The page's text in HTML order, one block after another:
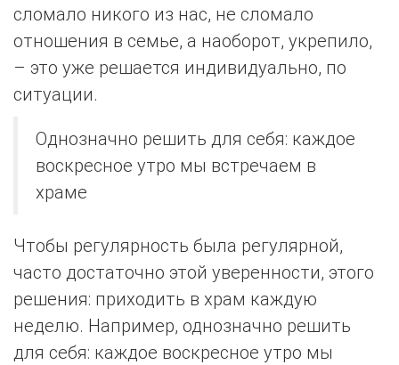
сломало никого из нас, не сломало
отношения в семье, а наоборот, укрепило,
– это уже решается индивидуально, по
ситуации.
Однозначно решить для себя: каждое
воскресное утро мы встречаем в
храме
Чтобы регулярность была регулярной,
часто достаточно этой уверенности, этого
решения: приходить в храм каждую
неделю. Например, однозначно решить
для себя: каждое воскресное утро мы